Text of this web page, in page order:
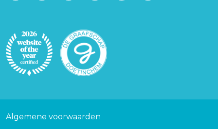
Afbeelding Afbeelding
Voet
Algemene voorwaarden